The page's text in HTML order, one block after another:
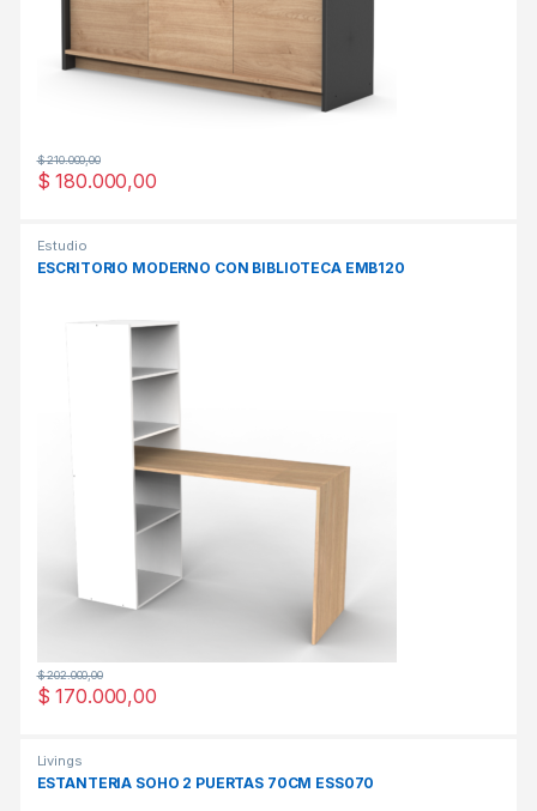
$ 180.000,00
$210.000,00
Este producto tiene múltiples variantes. Las opciones se
Estudio
ESCRITORIO MODERNO CON BIBLIOTECA EMB120
$ 170.000,00
$202.000,00
Livings
ESTANTERIA SOHO 2 PUERTAS 70CM ESS070